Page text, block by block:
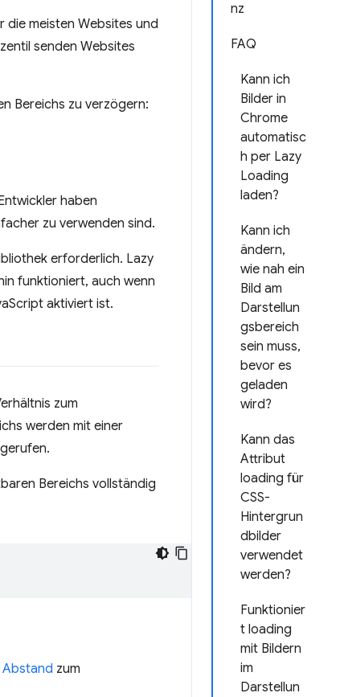
nz
FAQ
Kann ich
Bilder in
Chrome
automatisc
h per Lazy
Loading
laden?
Kann ich
ändern,
wie nah ein
Bild am
Darstellun
gsbereich
sein muss,
bevor es
geladen
wird?
Kann das
Attribut
loading für
CSS-
Hintergrun
dbilder
verwendet
werden?
Funktionier
t loading
mit Bildern
im
Darstellun
meisten Websites und
senden Websites
Bereichs zu verzögern:
haben
zu verwenden sind.
erforderlich. Lazy
funktioniert, auch wenn
aktiviert ist.
zum
werden mit einer
Bereichs vollständig
zum